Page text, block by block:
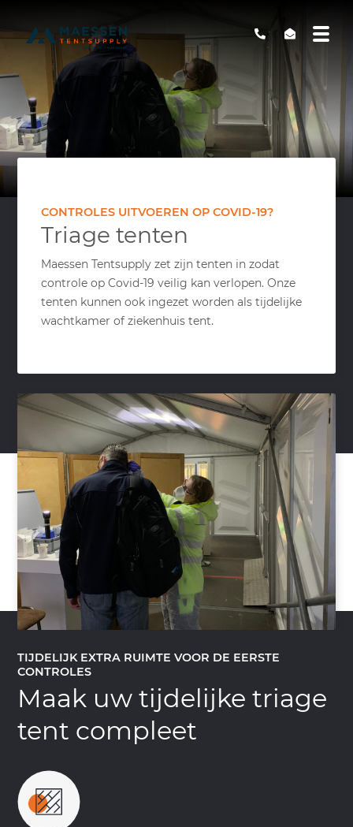
CONTROLES UITVOEREN OP COVID-19?
Triage tenten
Maessen Tentsupply zet zijn tenten in zodat
controle op Covid-19 veilig kan verlopen. Onze
tenten kunnen ook ingezet worden als tijdelijke
wachtkamer of ziekenhuis tent.
TIJDELIJK EXTRA RUIMTE VOOR DE EERSTE
CONTROLES
Maak uw tijdelijke triage
tent compleet